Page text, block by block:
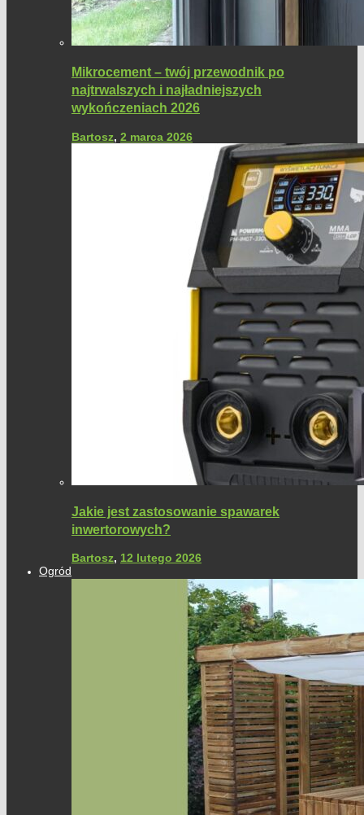
Mikrocement – twój przewodnik po
najtrwalszych i najładniejszych
wykończeniach 2026
Bartosz, 2 marca 2026
Jakie jest zastosowanie spawarek
inwertorowych?
Bartosz, 12 lutego 2026
Ogród